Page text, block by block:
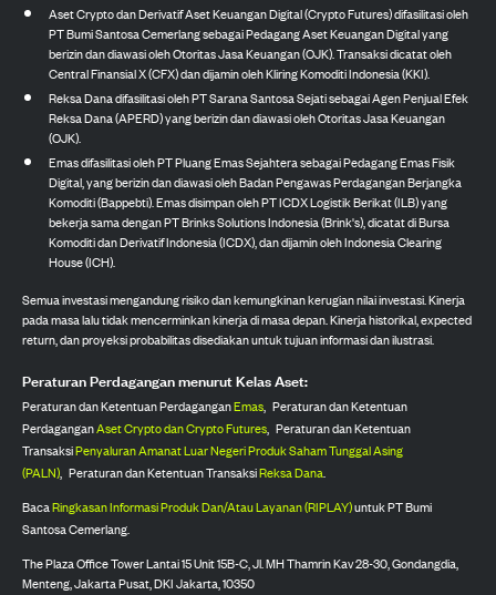
Aset Crypto dan Derivatif Aset Keuangan Digital (Crypto Futures) difasilitasi oleh
PT Bumi Santosa Cemerlang sebagai Pedagang Aset Keuangan Digital yang
berizin dan diawasi oleh Otoritas Jasa Keuangan (OJK). Transaksi dicatat oleh
Central Finansial X (CFX) dan dijamin oleh Kliring Komoditi Indonesia (KKI).
Reksa Dana difasilitasi oleh PT Sarana Santosa Sejati sebagai Agen Penjual Efek
Reksa Dana (APERD) yang berizin dan diawasi oleh Otoritas Jasa Keuangan
(OJK).
Emas difasilitasi oleh PT Pluang Emas Sejahtera sebagai Pedagang Emas Fisik
Digital, yang berizin dan diawasi oleh Badan Pengawas Perdagangan Berjangka
Komoditi (Bappebti). Emas disimpan oleh PT ICDX Logistik Berikat (ILB) yang
bekerja sama dengan PT Brinks Solutions Indonesia (Brink's), dicatat di Bursa
Komoditi dan Derivatif Indonesia (ICDX), dan dijamin oleh Indonesia Clearing
House (ICH).
Semua investasi mengandung risiko dan kemungkinan kerugian nilai investasi. Kinerja
pada masa lalu tidak mencerminkan kinerja di masa depan. Kinerja historikal, expected
return, dan proyeksi probabilitas disediakan untuk tujuan informasi dan ilustrasi.
Peraturan Perdagangan menurut Kelas Aset:
Peraturan dan Ketentuan PerdaganganEmas, Peraturan dan Ketentuan
PerdaganganAset Crypto dan Crypto Futures, Peraturan dan Ketentuan
TransaksiPenyaluran Amanat Luar Negeri Produk Saham Tunggal Asing
(PALN), Peraturan dan Ketentuan TransaksiReksa Dana.
BacaRingkasan Informasi Produk Dan/Atau Layanan (RIPLAY)untuk PT Bumi
Santosa Cemerlang.
The Plaza Office Tower Lantai 15 Unit 15B-C, Jl. MH Thamrin Kav 28-30, Gondangdia,
Menteng, Jakarta Pusat, DKI Jakarta, 10350